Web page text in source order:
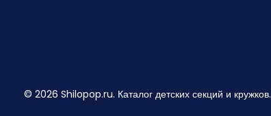
© 2026 Shilopop.ru. Каталог детских секций и кружков.